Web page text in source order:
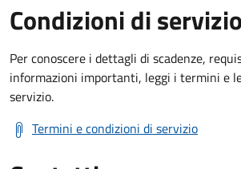
Condizioni di servizio
Per conoscere i dettagli di scadenze,
informazioni importanti, leggi i termini e
servizio.
Termini e condizioni di servizio